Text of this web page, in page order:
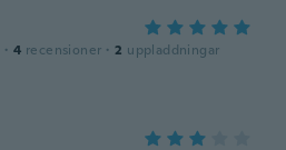
· 4 recensioner · 2 uppladdningar